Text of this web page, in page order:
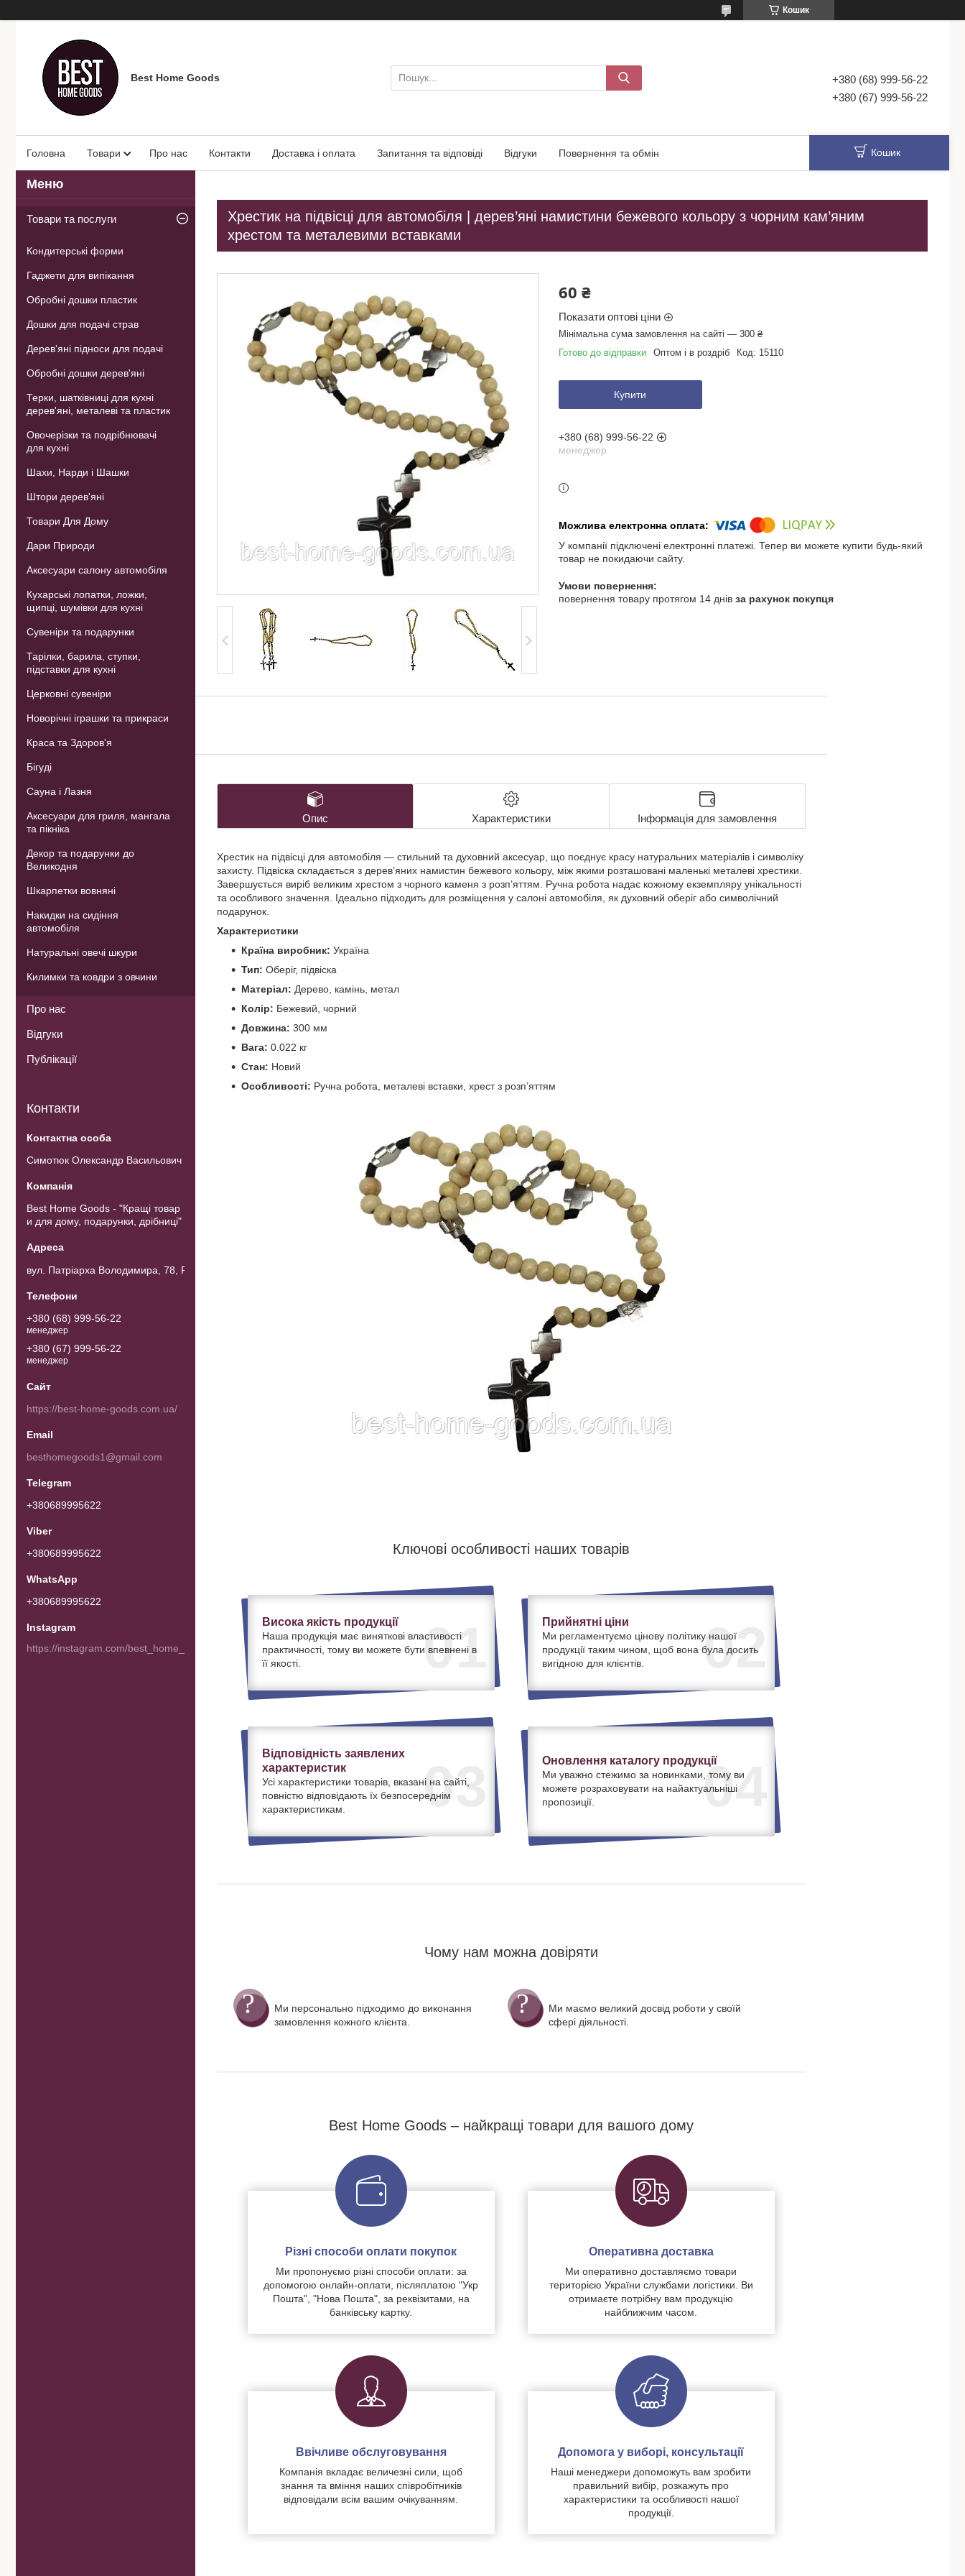
Кошик
Best Home Goods
+380 (68) 999-56-22
+380 (67) 999-56-22
Головна Товари Про нас Контакти Доставка і оплата Запитання та відповіді Відгуки Повернення та обмін Кошик
Хрестик на підвісці для автомобіля | дерев’яні намистини бежевого кольору з чорним кам’яним
хрестом та металевими вставками
60 ₴
Показати оптові ціни
Мінімальна сума замовлення на сайті — 300 ₴
Готово до відправки
Оптом і в роздріб Код: 15110
Купити
+380 (68) 999-56-22
менеджер
У компанії підключені електронні платежі. Тепер ви можете купити будь-який
товар не покидаючи сайту.
повернення товару протягом 14 днів за рахунок покупця
Опис Характеристики Інформація для замовлення
Хрестик на підвісці для автомобіля — стильний та духовний аксесуар, що поєднує красу натуральних матеріалів і символіку
захисту. Підвіска складається з дерев’яних намистин бежевого кольору, між якими розташовані маленькі металеві хрестики.
Завершується виріб великим хрестом з чорного каменя з розп’яттям. Ручна робота надає кожному екземпляру унікальності
та особливого значення. Ідеально підходить для розміщення у салоні автомобіля, як духовний оберіг або символічний
подарунок.
Характеристики
Країна виробник: Україна
Тип: Оберіг, підвіска
Матеріал: Дерево, камінь, метал
Колір: Бежевий, чорний
Довжина: 300 мм
Вага: 0.022 кг
Стан: Новий
Особливості: Ручна робота, металеві вставки, хрест з розп’яттям
Ключові особливості наших товарів
01
Висока якість продукції
Наша продукція має виняткові властивості
практичності, тому ви можете бути впевнені в
її якості.
02
Прийнятні ціни
Ми регламентуємо цінову політику нашої
продукції таким чином, щоб вона була досить
вигідною для клієнтів.
03
Відповідність заявлених
характеристик
Усі характеристики товарів, вказані на сайті,
повністю відповідають їх безпосереднім
характеристикам.
04
Оновлення каталогу продукції
Ми уважно стежимо за новинками, тому ви
можете розраховувати на найактуальніші
пропозиції.
Чому нам можна довіряти
Ми персонально підходимо до виконання
замовлення кожного клієнта.
Ми маємо великий досвід роботи у своїй
сфері діяльності.
Best Home Goods – найкращі товари для вашого дому
Різні способи оплати покупок
Ми пропонуємо різні способи оплати: за
допомогою онлайн-оплати, післяплатою "Укр
Пошта", "Нова Пошта", за реквізитами, на
банківську картку.
Оперативна доставка
Ми оперативно доставляємо товари
територією України службами логістики. Ви
отримаєте потрібну вам продукцію
найближчим часом.
Ввічливе обслуговування
Компанія вкладає величезні сили, щоб
знання та вміння наших співробітників
відповідали всім вашим очікуванням.
Допомога у виборі, консультації
Наші менеджери допоможуть вам зробити
правильний вибір, розкажуть про
характеристики та особливості нашої
продукції.
Товари та послуги
Кондитерські форми
Гаджети для випікання
Обробні дошки пластик
Дошки для подачі страв
Дерев'яні підноси для подачі
Обробні дошки дерев'яні
Терки, шатківниці для кухні
дерев'яні, металеві та пластик
Овочерізки та подрібнювачі
для кухні
Шахи, Нарди і Шашки
Штори дерев'яні
Товари Для Дому
Дари Природи
Аксесуари салону автомобіля
Кухарські лопатки, ложки,
щипці, шумівки для кухні
Сувеніри та подарунки
Тарілки, барила, ступки,
підставки для кухні
Церковні сувеніри
Новорічні іграшки та прикраси
Краса та Здоров'я
Бігуді
Сауна і Лазня
Аксесуари для гриля, мангала
та пікніка
Декор та подарунки до
Великодня
Шкарпетки вовняні
Накидки на сидіння
автомобіля
Натуральні овечі шкури
Килимки та ковдри з овчини
Про нас
Відгуки
Публікації
Контакти
Симотюк Олександр Васильович
Best Home Goods - "Кращі товар
и для дому, подарунки, дрібниці"
вул. Патріарха Володимира, 78, Рожнов, Україна
+380 (68) 999-56-22
менеджер
+380 (67) 999-56-22
менеджер
https://best-home-goods.com.ua/
besthomegoods1@gmail.com
+380689995622
+380689995622
+380689995622
Instagram
https://instagram.com/best_home_goods